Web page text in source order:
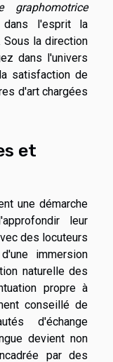
graphomotrice
dans l'esprit la
Sous la direction
dans l'univers
satisfaction de
d'art chargées
et
une démarche
leur
des locuteurs
immersion
naturelle des
propre à
conseillé de
d'échange
devient non
par des